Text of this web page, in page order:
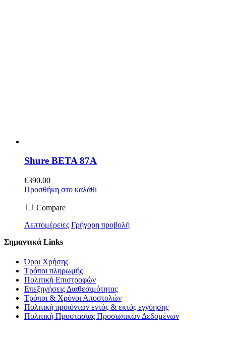
Shure BETA 87A
€390.00
Προσθήκη στο καλάθι
Compare
Λεπτομέρειες Γρήγορη προβολή
Σημαντικά Links
Όροι Χρήσης
Τρόποι πληρωμής
Πολιτική Επιστροφών
Επεξηγήσεις Διαθεσιμότητας
Τρόποι & Χρόνοι Αποστολών
Πολιτική προιόντων εντός & εκτός εγγύησης
Πολιτική Προστασίας Προσωπικών Δεδομένων